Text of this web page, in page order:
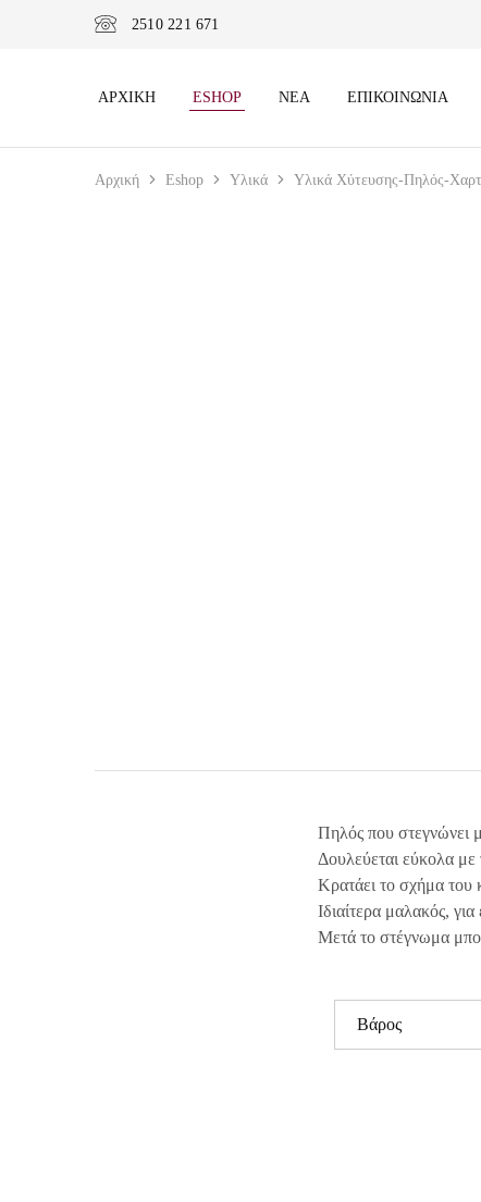
2510 221 671
ΑΡΧΙΚΉ ESHOP ΝΈΑ ΕΠΙΚΟΙΝΩΝΊΑ
Αρχική Eshop Υλικά Υλικά Χύτευσης-Πηλός-
Πηλός που στεγνώνει
Δουλεύεται εύκολα
Κρατάει το σχήμα του
Ιδιαίτερα μαλακός,
Μετά το στέγνωμα
Βάρος